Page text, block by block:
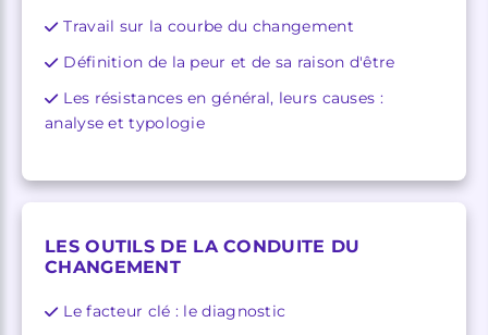
Travail sur la courbe du changement
Définition de la peur et de sa raison d'être
Les résistances en général, leurs causes :
analyse et typologie
LES OUTILS DE LA CONDUITE DU
CHANGEMENT
Le facteur clé : le diagnostic